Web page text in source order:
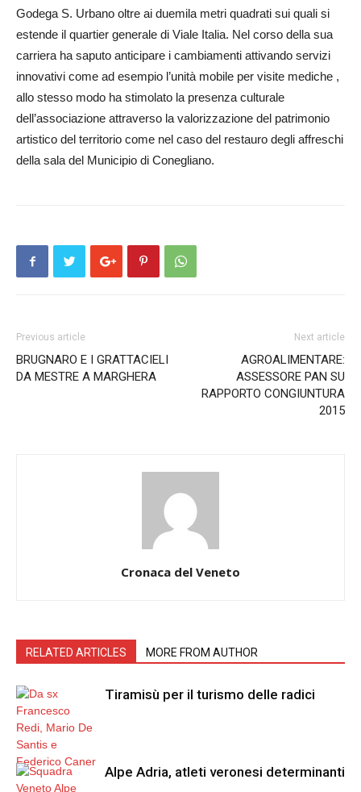
Gode­ga S. Urbano oltre ai duemila metri quadrati sui quali si
estende il quartier generale di Via­le Italia. Nel corso della sua
carriera ha saputo anticipare i cambiamenti attivando servizi
innovativi come ad esempio l’unità mobile per visite mediche ,
allo stesso modo ha stimolato la pre­senza culturale
dell’associazione attraverso la valorizzazione del patrimonio
artistico del territorio come nel caso del res­tauro degli affreschi
della sala del Municipio di Conegliano.
Previous article
BRUGNARO E I GRATTACIELI
DA MESTRE A MARGHERA
Next article
AGROALIMENTARE:
ASSESSORE PAN SU
RAPPORTO CONGIUNTURA
2015
Cronaca del Veneto
RELATED ARTICLES MORE FROM AUTHOR
Tiramisù per il turismo delle radici
Alpe Adria, atleti veronesi determinanti